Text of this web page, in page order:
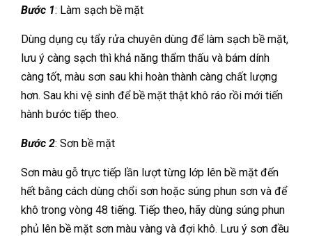
Bước 1: Làm sạch bề mặt
Dùng dụng cụ tẩy rửa chuyên dùng để làm sạch bề mặt,
lưu ý càng sạch thì khả năng thẩm thấu và bám dính
càng tốt, màu sơn sau khi hoàn thành càng chất lượng
hơn. Sau khi vệ sinh để bề mặt thật khô ráo rồi mới tiến
hành bước tiếp theo.
Bước 2: Sơn bề mặt
Sơn màu gỗ trực tiếp lần lượt từng lớp lên bề mặt đến
hết bằng cách dùng chổi sơn hoặc súng phun sơn và để
khô trong vòng 48 tiếng. Tiếp theo, hãy dùng súng phun
phủ lên bề mặt sơn màu vàng và đợi khô. Lưu ý sơn đều